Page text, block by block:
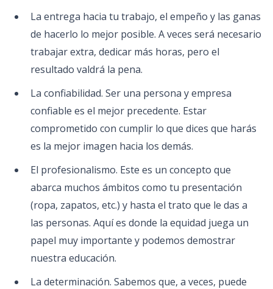
La entrega hacia tu trabajo, el empeño y las ganas
de hacerlo lo mejor posible. A veces será necesario
trabajar extra, dedicar más horas, pero el
resultado valdrá la pena.
La confiabilidad. Ser una persona y empresa
confiable es el mejor precedente. Estar
comprometido con cumplir lo que dices que harás
es la mejor imagen hacia los demás.
El profesionalismo. Este es un concepto que
abarca muchos ámbitos como tu presentación
(ropa, zapatos, etc.) y hasta el trato que le das a
las personas. Aquí es donde la equidad juega un
papel muy importante y podemos demostrar
nuestra educación.
La determinación. Sabemos que, a veces, puede